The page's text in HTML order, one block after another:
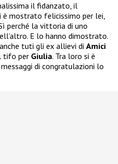
il fidanzato, il
è mostrato felicissimo per lei,
perché la vittoria di uno
E lo hanno dimostrato.
tuti gli ex allievi di Amici
tifo per Giulia. Tra loro si è
di congratulazioni lo